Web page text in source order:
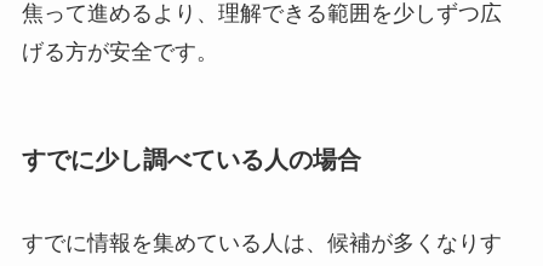
焦って進めるより、理解できる範囲を少しずつ広
げる方が安全です。
すでに少し調べている人の場合
すでに情報を集めている人は、候補が多くなりす